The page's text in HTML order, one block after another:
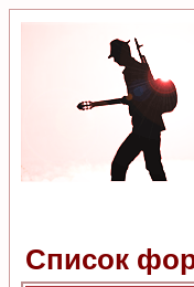
Список